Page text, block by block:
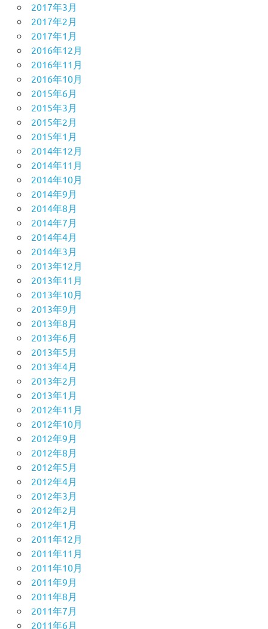
2017年3月
2017年2月
2017年1月
2016年12月
2016年11月
2016年10月
2015年6月
2015年3月
2015年2月
2015年1月
2014年12月
2014年11月
2014年10月
2014年9月
2014年8月
2014年7月
2014年4月
2014年3月
2013年12月
2013年11月
2013年10月
2013年9月
2013年8月
2013年6月
2013年5月
2013年4月
2013年2月
2013年1月
2012年11月
2012年10月
2012年9月
2012年8月
2012年5月
2012年4月
2012年3月
2012年2月
2012年1月
2011年12月
2011年11月
2011年10月
2011年9月
2011年8月
2011年7月
2011年6月